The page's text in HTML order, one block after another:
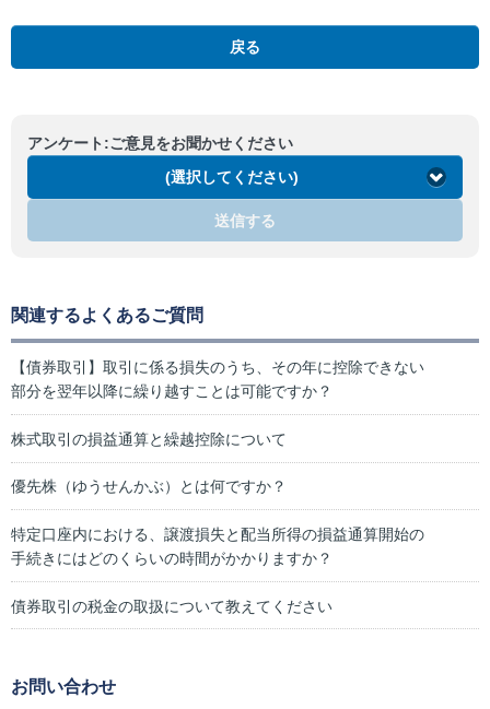
戻る
アンケート:ご意見をお聞かせください
(選択してください)
送信する
関連するよくあるご質問
【債券取引】取引に係る損失のうち、その年に控除できない
部分を翌年以降に繰り越すことは可能ですか？
株式取引の損益通算と繰越控除について
優先株（ゆうせんかぶ）とは何ですか？
特定口座内における、譲渡損失と配当所得の損益通算開始の
手続きにはどのくらいの時間がかかりますか？
債券取引の税金の取扱について教えてください
お問い合わせ